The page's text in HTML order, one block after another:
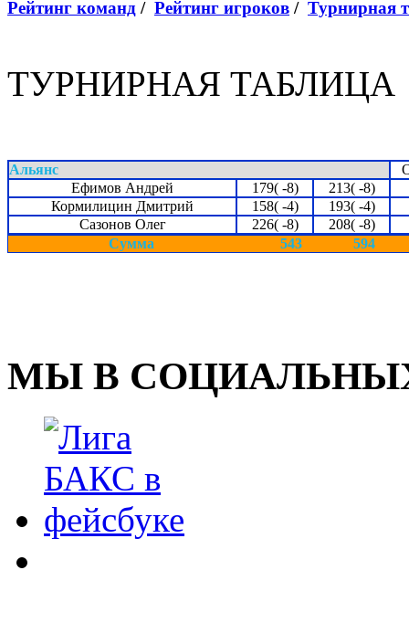
Рейтинг команд / Рейтинг игроков / Турнирная
ТУРНИРНАЯ ТАБЛИЦА
Альянс
Ефимов Андрей
179( -8)
213( -8)
Кормилицин Дмитрий
158( -4)
193( -4)
Сазонов Олег
226( -8)
208( -8)
Сумма
543 594
МЫ В